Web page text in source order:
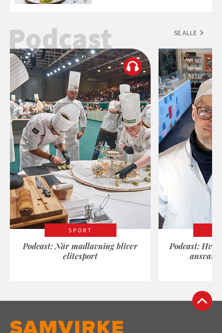
Podcast SE ALLE
SPORT
Podcast: Når madlavning bliver
elitesport
Podcast: